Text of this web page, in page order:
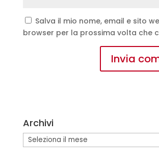
Salva il mio nome, email e sito
browser per la prossima volta che
r
n
a
Archivi
Archivi